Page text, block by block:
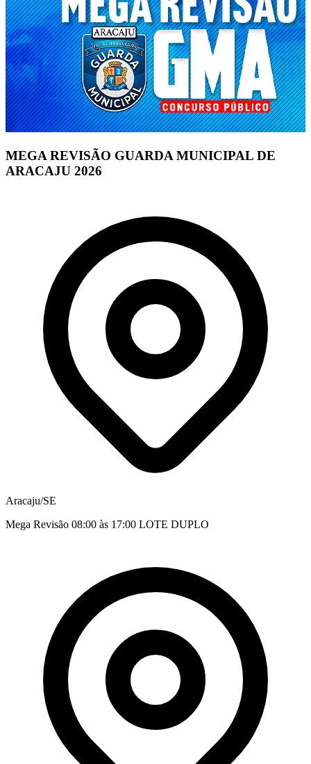
MEGA REVISÃO GUARDA MUNICIPAL DE
ARACAJU 2026
Aracaju/SE
Mega Revisão 08:00 às 17:00 LOTE DUPLO